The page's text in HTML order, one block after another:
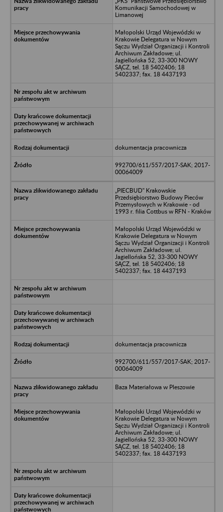
Komunikacji Samochodowej w
Limanowej
Małopolski Urząd Wojewódzki w
Krakowie Delegatura w Nowym
Sączu Wydział Organizacji i Kontroli
Archiwum Zakładowe; ul.
Jagiellońska 52, 33-300 NOWY
SĄCZ, tel. 18 5402406; 18
5402337; fax. 18 4437193
dokumentacja pracownicza
992700/611/557/2017-SAK; 2017-
00064009
„PIECBUD" Krakowskie
Przedsiębiorstwo Budowy Pieców
Przemysłowych w Krakowie - od
1993 r. filia Cottbus w RFN - Kraków
Małopolski Urząd Wojewódzki w
Krakowie Delegatura w Nowym
Sączu Wydział Organizacji i Kontroli
Archiwum Zakładowe; ul.
Jagiellońska 52, 33-300 NOWY
SĄCZ, tel. 18 5402406; 18
5402337; fax. 18 4437193
dokumentacja pracownicza
992700/611/557/2017-SAK; 2017-
00064009
Baza Materiałowa w Pleszowie
Małopolski Urząd Wojewódzki w
Krakowie Delegatura w Nowym
Sączu Wydział Organizacji i Kontroli
Archiwum Zakładowe; ul.
Jagiellońska 52, 33-300 NOWY
SĄCZ, tel. 18 5402406; 18
5402337; fax. 18 4437193